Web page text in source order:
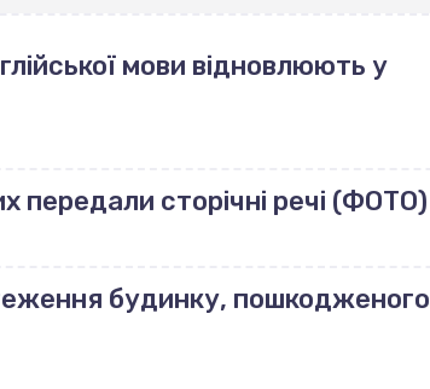
мови відновлюють у
передали сторічні речі (ФОТО)
будинку, пошкодженого